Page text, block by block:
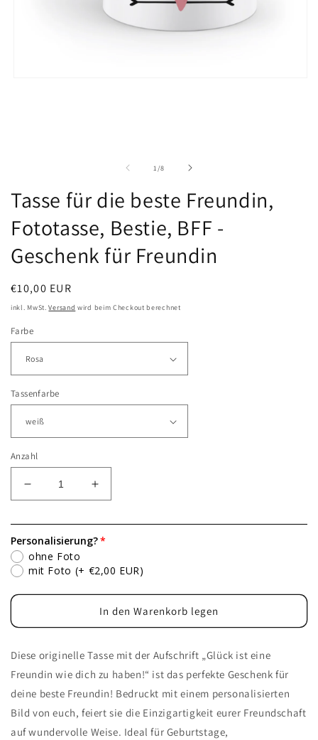
1/von
8
Tasse für die beste Freundin,
Fototasse, Bestie, BFF -
Geschenk für Freundin
Normaler
Preis
€10,00 EUR
inkl. MwSt.Versand wird beim Checkout berechnet
Farbe
Tassenfarbe
Anzahl
Verringere
die
Tasse
für
beste
Fototasse,
BFF
-
für
Freundin
Erhöhe
die
für
für
die
beste
Freundin,
Fototasse,
BFF
-
für
Freundin
Personalisierung?
ohne Foto
mit Foto (+ €2,00 EUR)
In den Warenkorb legen
Diese originelle Tasse mit der Aufschrift „Glück ist eine
Freundin wie dich zu haben!“ ist das perfekte Geschenk für
deine beste Freundin! Bedruckt mit einem personalisierten
Bild von euch, feiert sie die Einzigartigkeit eurer Freundschaft
auf wundervolle Weise. Ideal für Geburtstage,